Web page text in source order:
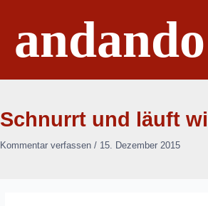
springenandando
Schnurrt und läuft
Kommentar verfassen / 15. Dezember 2015